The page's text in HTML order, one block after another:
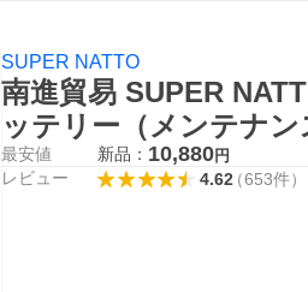
SUPER NATTO
南進貿易 SUPER
ッテリー（メンテナン
最安値 新品： 10,880円
レビュー 4.62（653件）